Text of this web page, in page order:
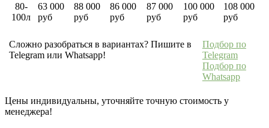
80-
100л
63 000
руб
88 000
руб
86 000
руб
87 000
руб
100 000
руб
108 000
руб
Сложно разобраться в вариантах? Пишите в
Telegram или Whatsapp!
Подбор по
Telegram
Подбор по
Whatsapp
Цены индивидуальны, уточняйте точную стоимость у
менеджера!